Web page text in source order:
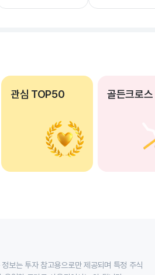
관심 TOP50 골든크로스
보는 투자 참고용으로만 제공되며 특정 주식